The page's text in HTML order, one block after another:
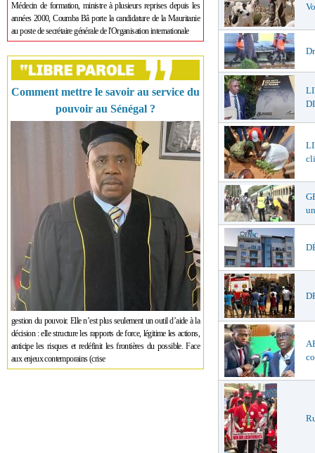
Médecin de formation, ministre à plusieurs reprises depuis les
années 2000, Coumba Bâ porte la candidature de la Mauritanie
au poste de secrétaire générale de l'Organisation internationale
Comment mettre le savoir au service du
pouvoir au Sénégal ?
gestion du pouvoir. Elle n’est plus seulement un outil d’aide à la
décision : elle structure les rapports de force, légitime les actions,
anticipe les risques et redéfinit les frontières du possible. Face
aux enjeux contemporains (crise